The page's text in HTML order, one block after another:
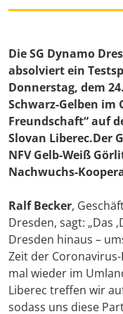
Die SG Dynamo
absolviert ein
Donnerstag, dem
Schwarz-Gelben im
Freundschaft“ auf
Slovan Liberec.Der
NFV Gelb-Weiß
Nachwuchs-
Ralf Becker,
Dresden, sagt: „Das
Dresden hinaus –
Zeit der
mal wieder im
Liberec treffen wir
sodass uns diese